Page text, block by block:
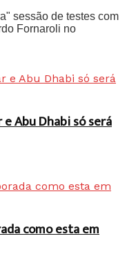
sessão de testes com
Fornaroli no
Abu Dhabi só será
como esta em